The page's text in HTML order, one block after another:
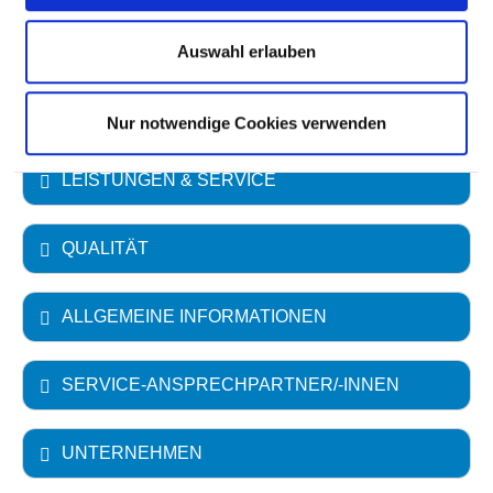
Auswahl erlauben
Nur notwendige Cookies verwenden
Art des Trägers: öffentlich
LEISTUNGEN & SERVICE
QUALITÄT
ALLGEMEINE INFORMATIONEN
SERVICE-ANSPRECHPARTNER/-INNEN
UNTERNEHMEN